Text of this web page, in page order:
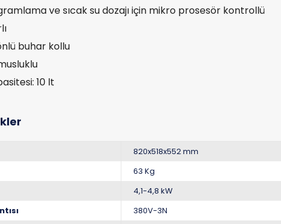
ve sıcak su dozajı için mikro prosesör kontrollü
buhar kollu
10 lt
820x518x552 mm
63 Kg
4,1-4,8 kW
380V-3N